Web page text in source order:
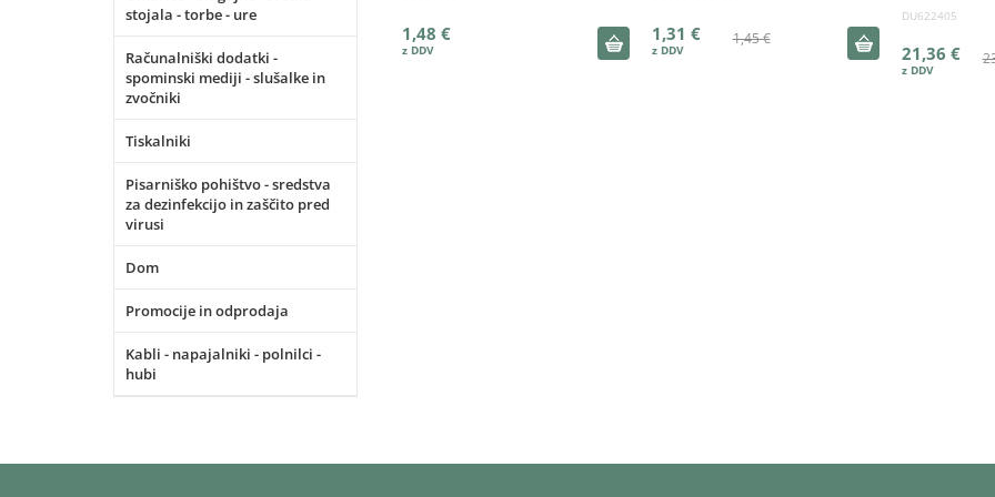
stojala - torbe - ure
Računalniški dodatki -
spominski mediji - slušalke in
zvočniki
Tiskalniki
Pisarniško pohištvo - sredstva
za dezinfekcijo in zaščito pred
virusi
Dom
Promocije in odprodaja
Kabli - napajalniki - polnilci -
hubi
1,48 € 1,45 €
1,31 €
DU622405
21,36 €